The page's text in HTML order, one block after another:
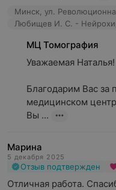
Минск, ул.
Любищев И. С. -
МЦ Томография
Уважаемая Наталья!
Благодарим Вас за
медицинском
Вы ...
Марина
5 декабря 2025
Отзыв подтвержден
Отличная работа.